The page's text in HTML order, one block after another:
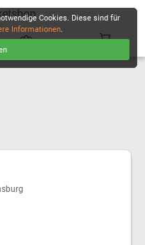
Cookies. Diese sind für
Informationen.